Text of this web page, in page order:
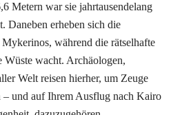
Metern war sie jahrtausendelang
Daneben erheben sich die
während die rätselhafte
Wüste wacht. Archäologen,
Welt reisen hierher, um Zeuge
– und auf Ihrem Ausflug nach Kairo